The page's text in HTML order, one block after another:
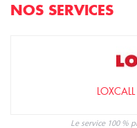
NOS SERVICES
Le service 100 %